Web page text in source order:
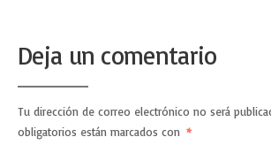
Deja un comentario
Tu dirección de correo electrónico no será
obligatorios están marcados con *